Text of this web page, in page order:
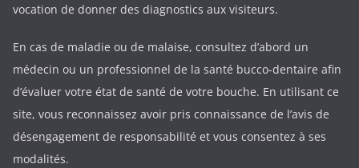
vocation de donner des diagnostics aux visiteurs.
En cas de maladie ou de malaise, consultez d’abord un
médecin ou un professionnel de la santé bucco-dentaire afin
d’évaluer votre état de santé de votre bouche. En utilisant ce
site, vous reconnaissez avoir pris connaissance de l’avis de
désengagement de responsabilité et vous consentez à ses
modalités.